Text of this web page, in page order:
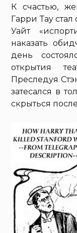
К счастью,
Гарри Тау
Уайт
наказать
день
открытия
Преследуя
затесался в
скрыться